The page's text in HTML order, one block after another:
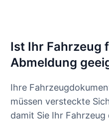
Ist Ihr Fahrzeug
Abmeldung
Ihre
müssen versteckte
damit Sie Ihr Fahrzeug